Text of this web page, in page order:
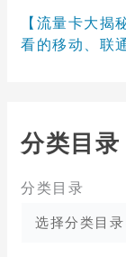
【流量卡大
看的移动、联
分类目录
分类目录